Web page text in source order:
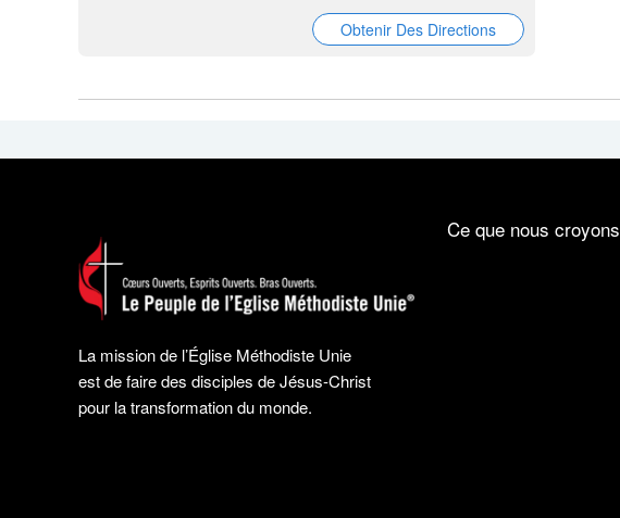
Obtenir Des Directions
La mission de l’Église Méthodiste Unie
est de faire des disciples de Jésus-Christ
pour la transformation du monde.
Ce que nous croyons